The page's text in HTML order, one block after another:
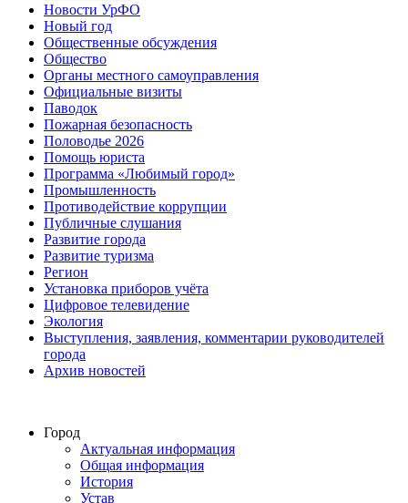
Новости УрФО
Новый год
Общественные обсуждения
Общество
Органы местного самоуправления
Официальные визиты
Паводок
Пожарная безопасность
Половодье 2026
Помощь юриста
Программа «Любимый город»
Промышленность
Противодействие коррупции
Публичные слушания
Развитие города
Развитие туризма
Регион
Установка приборов учёта
Цифровое телевидение
Экология
Выступления, заявления, комментарии руководителей
города
Архив новостей
Город
Актуальная информация
Общая информация
История
Устав